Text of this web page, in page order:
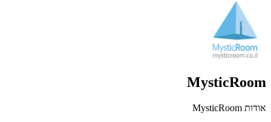
MysticRoom
אודות MysticRoom